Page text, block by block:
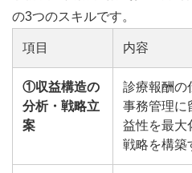
の3つのスキルです。
項目 内容
①収益構造の
分析・戦略立
案
診療報酬の
事務管理に
益性を最大
戦略を構築